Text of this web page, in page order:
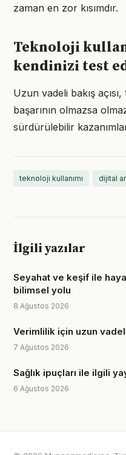
zaman en zor kısımdır.
Teknoloji
kendinizi test
Uzun vadeli bakış
başarının olmazsa
sürdürülebilir
teknoloji kullanımı dijital
İlgili yazılar
Seyahat ve keşif ile
bilimsel yolu
8 Ağustos 2026
Verimlilik için uzun
7 Ağustos 2026
Sağlık ipuçları ile ilgili
6 Ağustos 2026